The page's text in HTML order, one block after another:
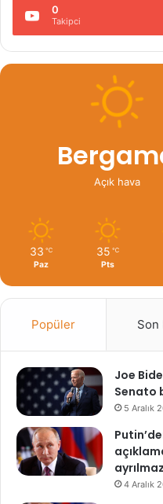
0
Takipci
Açık hava
33 ℃
Paz
35 ℃
Pts
Popüler Son
Joe
Senato
5 Aralık
4 Aralık